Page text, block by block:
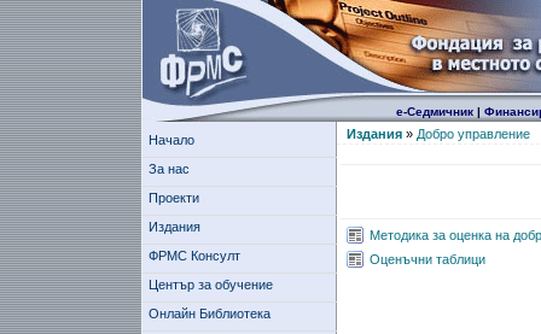
е-Седмичник|
Начало
За нас
Проекти
Издания
ФРМС Консулт
Център за обучение
Онлайн Библиотека
Издания» Добро управление
Методика за оценка на
Оценъчни таблици